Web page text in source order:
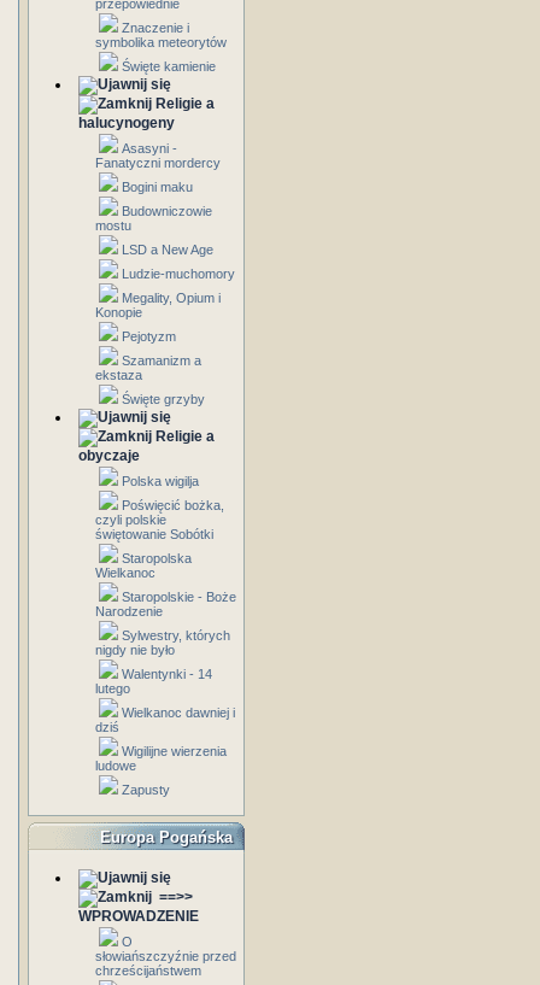
przepowiednie
Znaczenie i
symbolika meteorytów
Święte kamienie
Religie a
halucynogeny
Asasyni -
Fanatyczni mordercy
Bogini maku
Budowniczowie
mostu
LSD a New Age
Ludzie-muchomory
Megality, Opium i
Konopie
Pejotyzm
Szamanizm a
ekstaza
Święte grzyby
Religie a
obyczaje
Polska wigilja
Poświęcić bożka,
czyli polskie
świętowanie Sobótki
Staropolska
Wielkanoc
Staropolskie - Boże
Narodzenie
Sylwestry, których
nigdy nie było
Walentynki - 14
lutego
Wielkanoc dawniej i
dziś
Wigilijne wierzenia
ludowe
Zapusty
Europa Pogańska
==>>
WPROWADZENIE
O
słowiańszczyźnie przed
chrześcijaństwem